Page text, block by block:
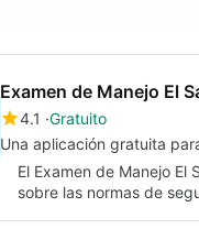
Examen de Manejo El
4.1 Gratuito
Una aplicación gratuita
El Examen de Manejo
sobre las normas de